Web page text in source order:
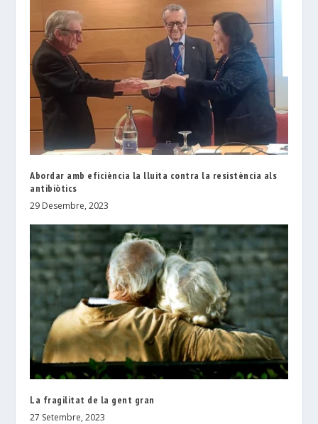
Abordar amb eficiència la lluita contra la resistència als
antibiòtics
29 Desembre, 2023
La fragilitat de la gent gran
27 Setembre, 2023